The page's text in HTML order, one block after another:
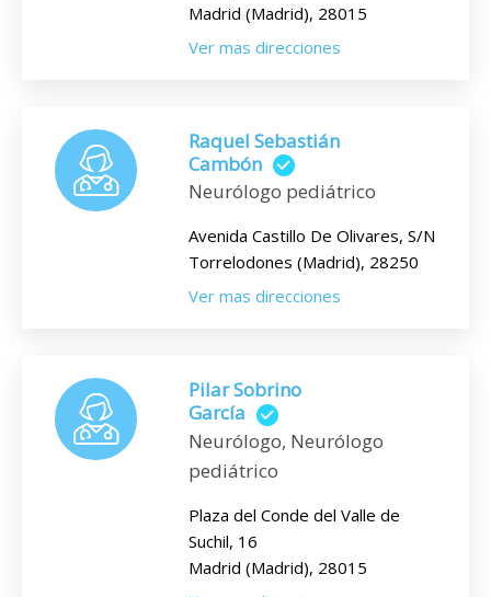
Madrid (Madrid), 28015
Ver mas direcciones
Raquel Sebastián
Cambón
Neurólogo pediátrico
Avenida Castillo De Olivares, S/N
Torrelodones (Madrid), 28250
Ver mas direcciones
Pilar Sobrino
García
Neurólogo, Neurólogo
pediátrico
Plaza del Conde del Valle de
Suchil, 16
Madrid (Madrid), 28015